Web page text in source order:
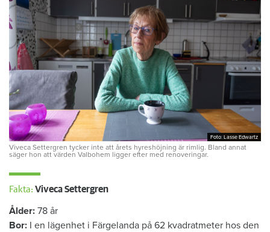
Foto: Lasse Edwartz
Foto: Lasse Edwartz
Viveca Settergren tycker inte att årets hyreshöjning är rimlig. Bland annat
säger hon att värden Valbohem ligger efter med renoveringar.
Fakta: Viveca Settergren
Ålder: 78 år
Bor: I en lägenhet i Färgelanda på 62 kvadratmeter hos den